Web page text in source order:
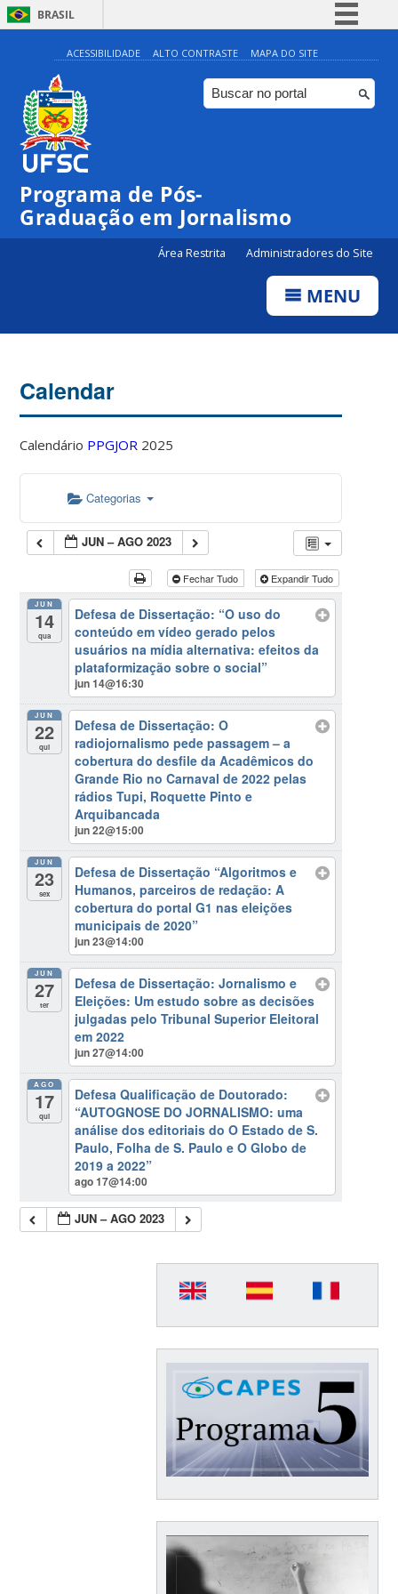
BRASIL
Simplifique!
Comunica BR
Participe
ACESSIBILIDADE ALTO CONTRASTE MAPA DO SITE
Programa de Pós-
Graduação em Jornalismo
Área Restrita Administradores do Site
MENU
Calendar
Calendário PPGJOR 2025
Categorias
JUN – AGO 2023
Fechar Tudo Expandir Tudo
JUN
14
qua
Defesa de Dissertação: “O uso do
conteúdo em vídeo gerado pelos
usuários na mídia alternativa: efeitos da
plataformização sobre o social”
jun 14@16:30
JUN
22
qui
Defesa de Dissertação: O
radiojornalismo pede passagem – a
cobertura do desfile da Acadêmicos do
Grande Rio no Carnaval de 2022 pelas
rádios Tupi, Roquette Pinto e
Arquibancada
jun 22@15:00
JUN
23
sex
Defesa de Dissertação “Algoritmos e
Humanos, parceiros de redação: A
cobertura do portal G1 nas eleições
municipais de 2020”
jun 23@14:00
JUN
27
ter
Defesa de Dissertação: Jornalismo e
Eleições: Um estudo sobre as decisões
julgadas pelo Tribunal Superior Eleitoral
em 2022
jun 27@14:00
AGO
17
qui
Defesa Qualificação de Doutorado:
“AUTOGNOSE DO JORNALISMO: uma
análise dos editoriais do O Estado de S.
Paulo, Folha de S. Paulo e O Globo de
2019 a 2022”
ago 17@14:00
JUN – AGO 2023